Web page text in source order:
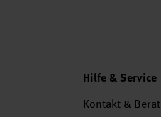
Hilfe & Service
Kontakt &